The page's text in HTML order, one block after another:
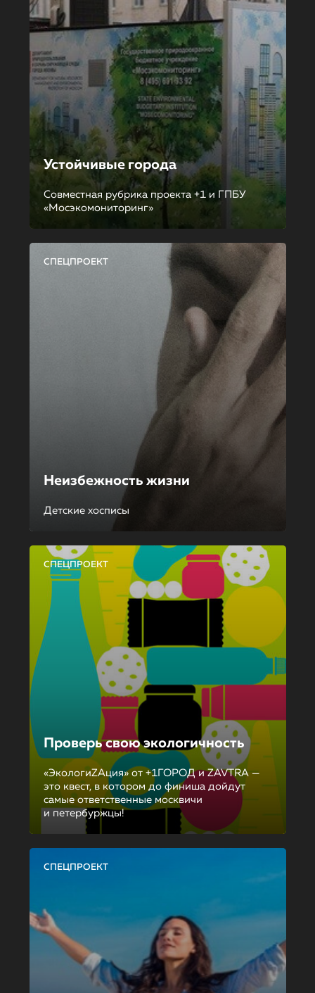
Устойчивые города
Совместная рубрика проекта +1 и ГПБУ
«Мосэкомониторинг»
СПЕЦПРОЕКТ
Неизбежность жизни
Детские хосписы
СПЕЦПРОЕКТ
Проверь свою экологичность
«ЭкологиZAция» от +1ГОРОД и ZAVTRA —
это квест, в котором до финиша дойдут
самые ответственные москвичи
и петербуржцы!
СПЕЦПРОЕКТ